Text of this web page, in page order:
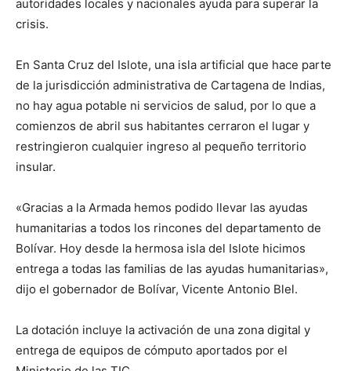
autoridades locales y nacionales ayuda para superar la
crisis.
En Santa Cruz del Islote, una isla artificial que hace parte
de la jurisdicción administrativa de Cartagena de Indias,
no hay agua potable ni servicios de salud, por lo que a
comienzos de abril sus habitantes cerraron el lugar y
restringieron cualquier ingreso al pequeño territorio
insular.
«Gracias a la Armada hemos podido llevar las ayudas
humanitarias a todos los rincones del departamento de
Bolívar. Hoy desde la hermosa isla del Islote hicimos
entrega a todas las familias de las ayudas humanitarias»,
dijo el gobernador de Bolívar, Vicente Antonio Blel.
La dotación incluye la activación de una zona digital y
entrega de equipos de cómputo aportados por el